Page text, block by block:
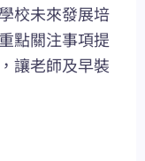
校未來發展培
點關注事項提
讓老師及早裝